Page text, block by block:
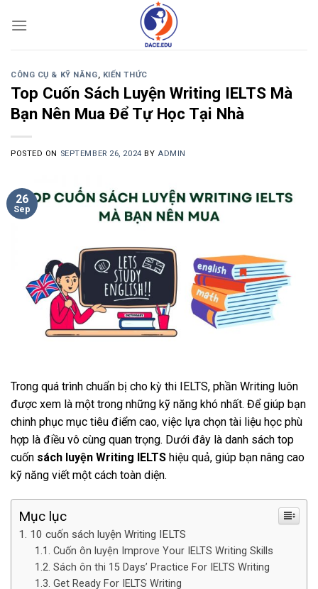
CÔNG CỤ & KỸ NĂNG, KIẾN THỨC
Top Cuốn Sách Luyện Writing IELTS Mà
Bạn Nên Mua Để Tự Học Tại Nhà
POSTED ON SEPTEMBER 26, 2024 BY ADMIN
26
Sep
Trong quá trình chuẩn bị cho kỳ thi IELTS, phần Writing luôn
được xem là một trong những kỹ năng khó nhất. Để giúp bạn
chinh phục mục tiêu điểm cao, việc lựa chọn tài liệu học phù
hợp là điều vô cùng quan trọng. Dưới đây là danh sách top
cuốn sách luyện Writing IELTS hiệu quả, giúp bạn nâng cao
kỹ năng viết một cách toàn diện.
Mục lục
10 cuốn sách luyện Writing IELTS
Cuốn ôn luyện Improve Your IELTS Writing Skills
Sách ôn thi 15 Days’ Practice For IELTS Writing
Get Ready For IELTS Writing